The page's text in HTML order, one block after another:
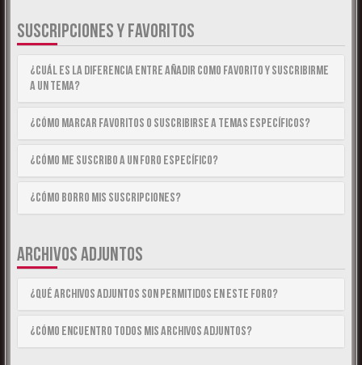
SUSCRIPCIONES Y FAVORITOS
¿Cuál es la diferencia entre añadir como Favorito y suscribirme
a un tema?
¿Cómo marcar Favoritos o suscribirse a temas específicos?
¿Cómo me suscribo a un foro específico?
¿Cómo borro mis suscripciones?
ARCHIVOS ADJUNTOS
¿Qué archivos adjuntos son permitidos en este foro?
¿Cómo encuentro todos mis archivos adjuntos?